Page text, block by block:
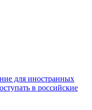
для иностранных
в российские